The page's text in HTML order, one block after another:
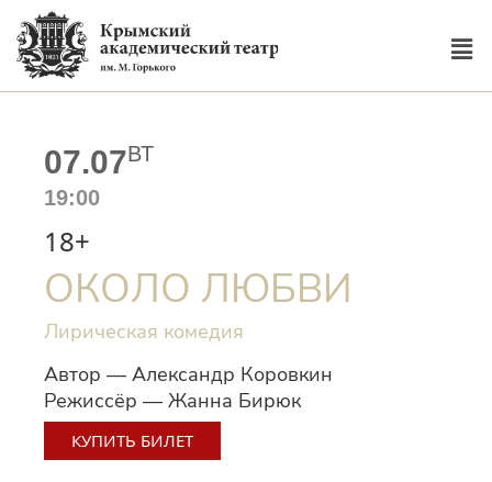
07.07ВТ
19:00
18+
КУПИТЬ БИЛЕТ
Автор — Александр Коровкин
Режиссёр — Жанна Бирюк
ОКОЛО ЛЮБВИ
Лирическая комедия